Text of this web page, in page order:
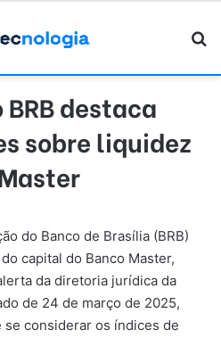
destaca
sobre liquidez
do Banco de Brasília (BRB)
capital do Banco Master,
da diretoria jurídica da
de 24 de março de 2025,
considerar os índices de